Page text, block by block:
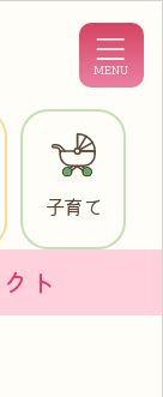
子育て
ト